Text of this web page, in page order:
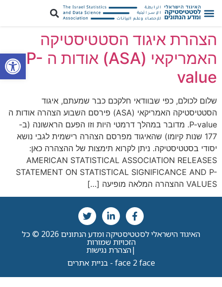
פתח
הצהרת איגוד הסטטיסטיקה
האמריקאי (ASA) אודות ה P-
value
שלום לכולם, כפי שבוודאי חלקכם כבר שמעתם, איגוד
הסטטיסטיקה האמריקאי (ASA) פירסם השבוע הצהרה אודות ה
P-value. מדובר במהלך דרמטי היות וזו הפעם הראשונה (ב-
177 שנות קיומו) שהאיגוד מפרסם הצהרה רישמית לגבי נושא
יסודי בסטטיסטיקה. ניתן לקרוא תימצות של ההצהרה כאן:
AMERICAN STATISTICAL ASSOCIATION RELEASES
STATEMENT ON STATISTICAL SIGNIFICANCE AND P-
VALUES ההצהרה המלאה מופיעה […]
האיגוד הישראלי לסטטיסטיקה ומדע הנתונים 2026 © כל
הזכויות שמורות
|הצהרת נגישות
face 2 face - בניית אתרים